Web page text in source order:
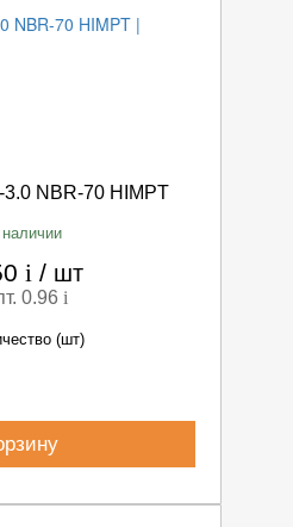
3.0 NBR-70 HIMPT
наличии
i / шт
0.96 i
(шт)